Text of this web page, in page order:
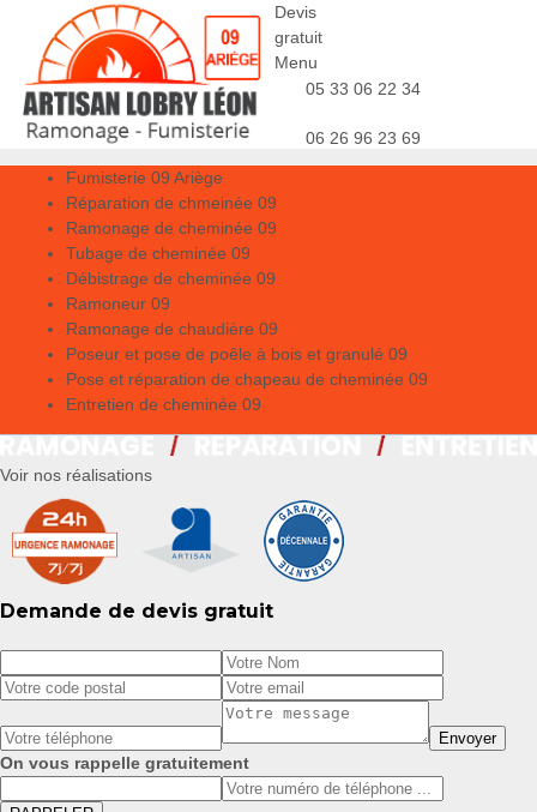
Devis
gratuit
Menu
05 33 06 22 34
06 26 96 23 69
Fumisterie 09 Ariège
Réparation de chmeinée 09
Ramonage de cheminée 09
Tubage de cheminée 09
Débistrage de cheminée 09
Ramoneur 09
Ramonage de chaudière 09
Poseur et pose de poêle à bois et granulé 09
Pose et réparation de chapeau de cheminée 09
Entretien de cheminée 09
Voir nos réalisations
Demande de devis gratuit
On vous rappelle gratuitement